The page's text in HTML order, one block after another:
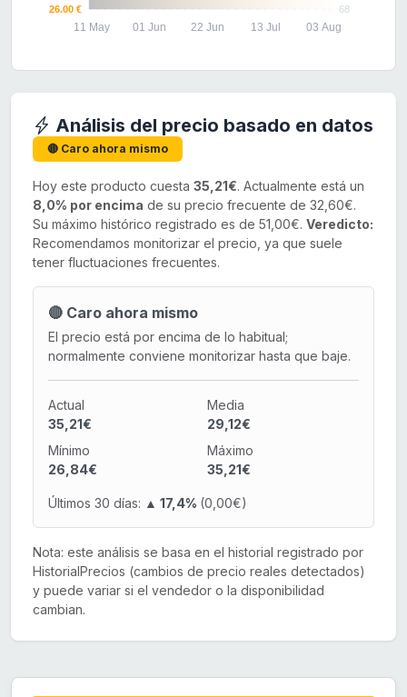
68
26.00 €
11 May 01 Jun 22 Jun 13 Jul 03 Aug
Análisis del precio basado en datos
🔴 Caro ahora mismo
Hoy este producto cuesta 35,21€. Actualmente está un
8,0% por encima de su precio frecuente de 32,60€.
Su máximo histórico registrado es de 51,00€. Veredicto:
Recomendamos monitorizar el precio, ya que suele
tener fluctuaciones frecuentes.
🔴 Caro ahora mismo
El precio está por encima de lo habitual;
normalmente conviene monitorizar hasta que baje.
Actual
35,21€
Media
29,12€
Mínimo
26,84€
Máximo
35,21€
Últimos 30 días: ▲ 17,4% (0,00€)
Nota: este análisis se basa en el historial registrado por
HistorialPrecios (cambios de precio reales detectados)
y puede variar si el vendedor o la disponibilidad
cambian.